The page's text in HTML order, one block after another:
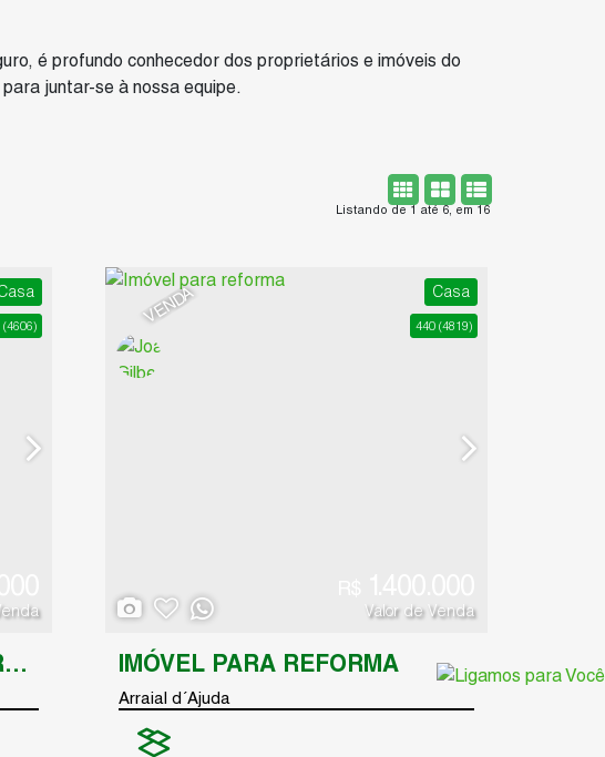
é profundo conhecedor dos proprietários e imóveis do
juntar-se à nossa equipe.
Listando de 1 até 6, em 16
(4606)
CASA + 02 KITNETS EM PORTO SEGURO
VENDA 440 (4819)
Casa
Valor de Venda
IMÓVEL PARA REFORMA
Arraial d´Ajuda